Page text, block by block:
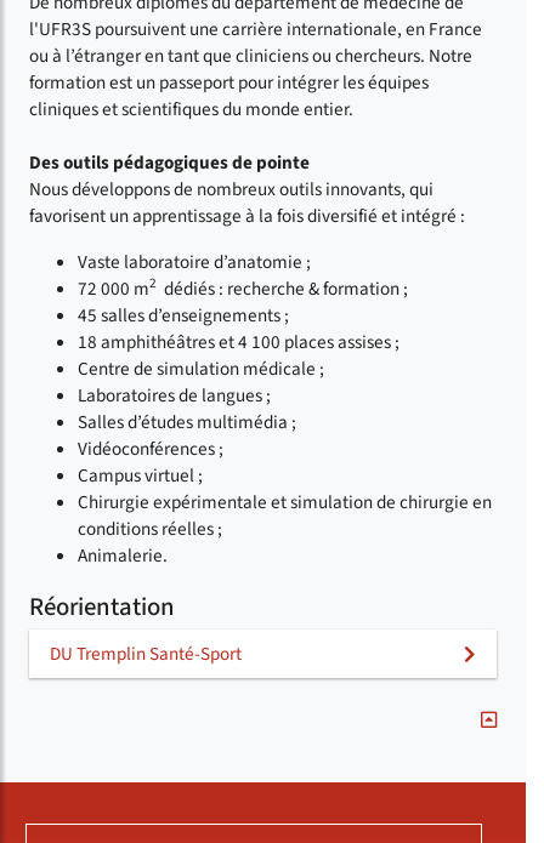
l'UFR3S poursuivent une carrière internationale, en France
ou à l’étranger en tant que cliniciens ou chercheurs. Notre
formation est un passeport pour intégrer les équipes
cliniques et scientifiques du monde entier.
Des outils pédagogiques de pointe
Nous développons de nombreux outils innovants, qui
favorisent un apprentissage à la fois diversifié et intégré :
Vaste laboratoire d’anatomie ;
72 000 m2 dédiés : recherche & formation ;
45 salles d’enseignements ;
18 amphithéâtres et 4 100 places assises ;
Centre de simulation médicale ;
Laboratoires de langues ;
Salles d’études multimédia ;
Vidéoconférences ;
Campus virtuel ;
Chirurgie expérimentale et simulation de chirurgie en
conditions réelles ;
Animalerie.
Réorientation
DU Tremplin Santé-Sport